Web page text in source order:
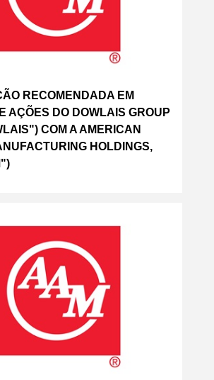
RECOMENDADA EM
AÇÕES DO DOWLAIS GROUP
COM A AMERICAN
HOLDINGS,